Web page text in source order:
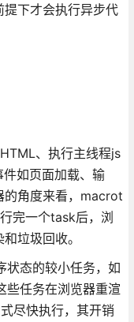
提下才会执行异步代
、执行主线程js
如页面加载、输
的角度来看，macrot
完一个task后，浏
垃圾回收。
态的较小任务，如
些任务在浏览器重渲
尽快执行，其开销